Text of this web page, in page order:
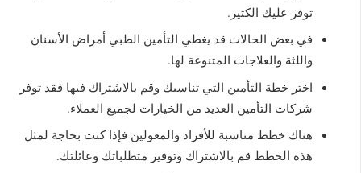
توفر عليك الكثير.
في بعض الحالات قد يغطي التأمين الطبي أمراض الأسنان
واللثة والعلاجات المتنوعة لها.
اختر خطة التأمين التي تناسبك وقم بالاشتراك فيها فقد توفر
شركات التأمين العديد من الخيارات لجميع العملاء.
هناك خطط مناسبة للأفراد والمعولين فإذا كنت بحاجة لمثل
هذه الخطط قم بالاشتراك وتوفير متطلباتك وعائلتك.